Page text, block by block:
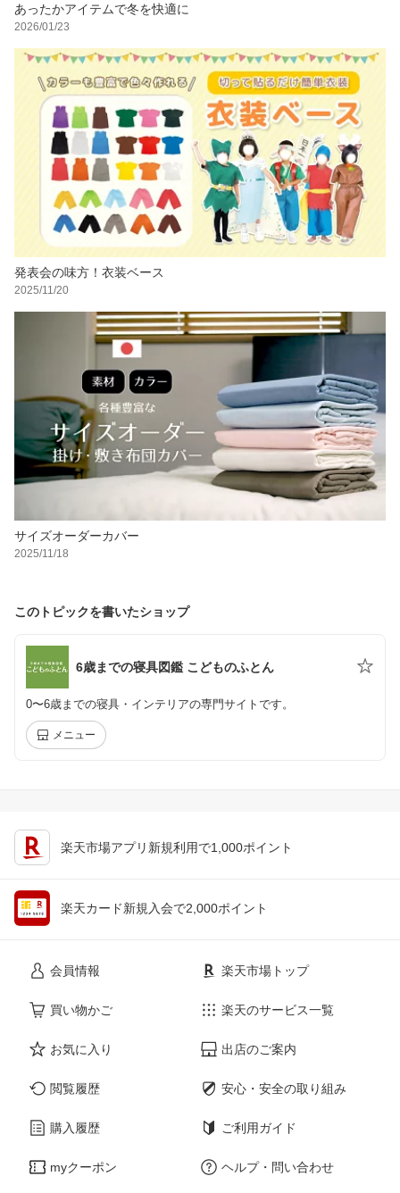
あったかアイテムで冬を快適に
2026/01/23
発表会の味方！衣装ベース
2025/11/20
サイズオーダーカバー
2025/11/18
このトピックを書いたショップ
6歳までの寝具図鑑 こどものふとん
0〜6歳までの寝具・インテリアの専門サイトです。
メニュー
楽天市場アプリ新規利用で1,000ポイント
楽天カード新規入会で2,000ポイント
会員情報
買い物かご
お気に入り
閲覧履歴
購入履歴
myクーポン
楽天市場トップ
楽天のサービス一覧
出店のご案内
安心・安全の取り組み
ご利用ガイド
ヘルプ・問い合わせ